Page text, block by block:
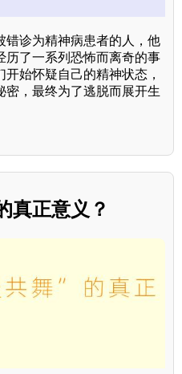
错诊为精神病患者的人，他
历了一系列恐怖而离奇的事
始怀疑自己的精神状态，
密，最终为了逃脱而展开生
真正意义？